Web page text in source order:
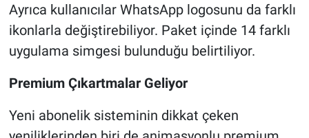
Ayrıca kullanıcılar WhatsApp logosunu da farklı
ikonlarla değiştirebiliyor. Paket içinde 14 farklı
uygulama simgesi bulunduğu belirtiliyor.
Premium Çıkartmalar Geliyor
Yeni abonelik sisteminin dikkat çeken